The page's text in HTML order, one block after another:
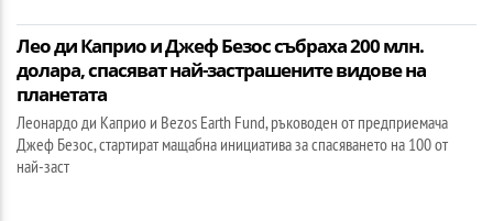
Лео ди Каприо и Джеф Безос събраха 200 млн.
долара, спасяват най-застрашените видове на
планетата
Леонардо ди Каприо и Bezos Earth Fund, ръководен от предприемача
Джеф Безос, стартират мащабна инициатива за спасяването на 100 от
най-заст